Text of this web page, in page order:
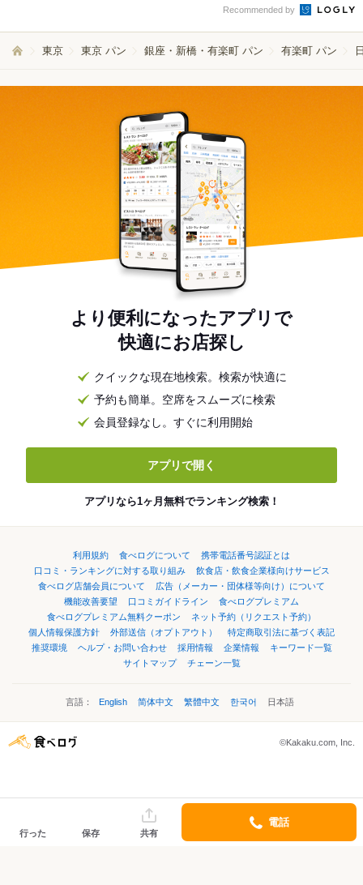
Recommended by
東京 東京 パン 銀座・新橋・有楽町 パン 有楽町 パン
より便利になったアプリで
快適にお店探し
クイックな現在地検索。検索が快適に
予約も簡単。空席をスムーズに検索
会員登録なし。すぐに利用開始
アプリで開く
アプリなら1ヶ月無料でランキング検索！
利用規約 食べログについて
携帯電話番号認証とは
口コミ・ランキングに対する取り組み
飲食店・飲食企業様向けサービス
食べログ店舗会員について
広告（メーカー・団体様等向け）について
機能改善要望
口コミガイドライン
食べログプレミアム
食べログプレミアム無料クーポン
ネット予約（リクエスト予約）
個人情報保護方針
外部送信（オプトアウト）
特定商取引法に基づく表記
推奨環境
ヘルプ・お問い合わせ 採用情報 企業情報
キーワード一覧
サイトマップ
チェーン一覧
言語： English 简体中文 繁體中文 한국어 日本語
©Kakaku.com, Inc.
行った 保存 共有
電話